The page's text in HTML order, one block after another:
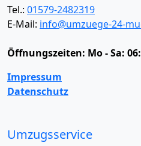
Tel.: 01579-2482319
E-Mail: info@umzuege-24-
Öffnungszeiten: Mo - Sa:
Impressum
Datenschutz
Umzugsservice